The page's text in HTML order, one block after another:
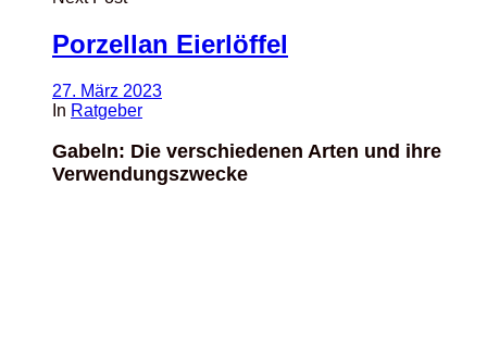
Porzellan Eierlöffel
27. März 2023
In Ratgeber
Gabeln: Die verschiedenen Arten und ihre
Verwendungszwecke